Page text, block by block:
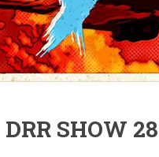
DRR SHOW